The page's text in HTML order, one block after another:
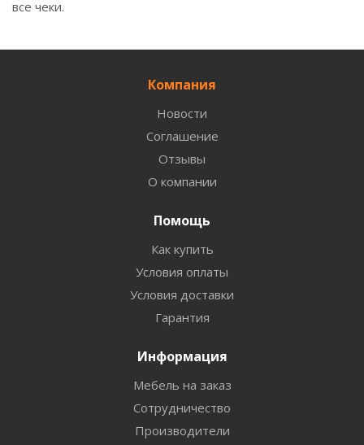
все чеки.
Компания
Новости
Соглашение
Отзывы
О компании
Помощь
Как купить
Условия оплаты
Условия доставки
Гарантия
Информация
Мебель на заказ
Сотрудничество
Производители